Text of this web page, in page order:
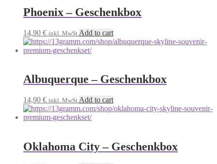
Phoenix – Geschenkbox
14,90 € inkl. MwSt Add to cart
Albuquerque – Geschenkbox
14,90 € inkl. MwSt Add to cart
Oklahoma City – Geschenkbox